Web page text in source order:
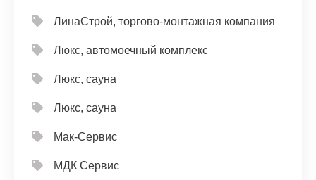
ЛинаСтрой, торгово-монтажная компания
Люкс, автомоечный комплекс
Люкс, сауна
Люкс, сауна
Мак-Сервис
МДК Сервис